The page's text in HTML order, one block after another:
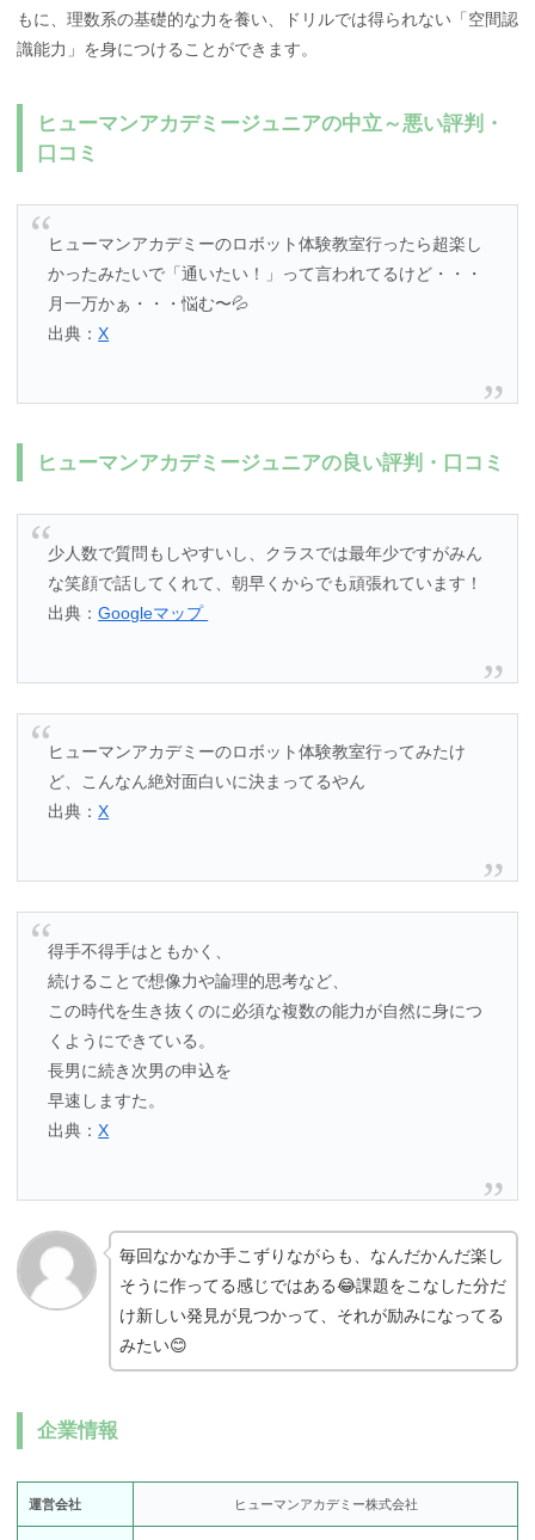
もに、理数系の基礎的な力を養い、ドリルでは得られない「空間認
識能力」を身につけることができます。
ヒューマンアカデミージュニアの中立～悪い評判・
口コミ
ヒューマンアカデミーのロボット体験教室行ったら超楽し
かったみたいで「通いたい！」って言われてるけど・・・
月一万かぁ・・・悩む〜💦
出典：X
ヒューマンアカデミージュニアの良い評判・口コミ
少人数で質問もしやすいし、クラスでは最年少ですがみん
な笑顔で話してくれて、朝早くからでも頑張れています！
出典：Googleマップ
ヒューマンアカデミーのロボット体験教室行ってみたけ
ど、こんなん絶対面白いに決まってるやん
出典：X
得手不得手はともかく、
続けることで想像力や論理的思考など、
この時代を生き抜くのに必須な複数の能力が自然に身につ
くようにできている。
長男に続き次男の申込を
早速しますた。
出典：X
毎回なかなか手こずりながらも、なんだかんだ楽し
そうに作ってる感じではある😂課題をこなした分だ
け新しい発見が見つかって、それが励みになってる
みたい😊
企業情報
運営会社 ヒューマンアカデミー株式会社